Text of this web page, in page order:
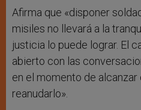
Afirma que «disponer
misiles no llevará a la
justicia lo puede lograr. El
abierto con las
en el momento de
reanudarlo».